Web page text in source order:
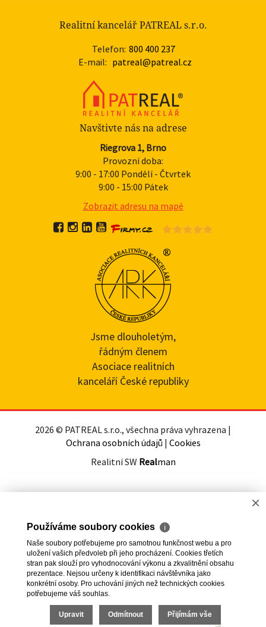
Realitní kancelář PATREAL s.r.o.
Telefon: 800 400 237
E-mail: patreal@patreal.cz
Navštivte nás na adrese
Riegrova 1, Brno
Provozní doba:
9:00 - 17:00 Pondělí - Čtvrtek
9:00 - 15:00 Pátek
Zobrazit adresu na mapě
Jsme dlouholetým,
řádným členem
Asociace realitních
kanceláří České republiky
2026 © PATREAL s.r.o., všechna práva vyhrazena |
Ochrana osobních údajů | Cookies
Realitní SW Realman
×
Používáme soubory cookies ℹ
Naše soubory potřebujeme pro samotnou funkčnost webu a pro
uložení vašich předvoleb při jeho procházení. Cookies třetích
stran pak slouží pro vyhodnocování výkonu a zkvalitnění obsahu
prezentace. Nejsou určeny k identifikaci návštěvníka jako
konkrétní osoby. Pro uchování jiných než technických cookies
potřebujeme váš souhlas.
Upravit Odmítnout Přijímám vše